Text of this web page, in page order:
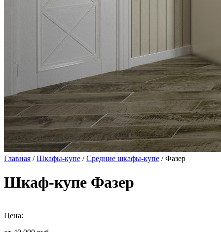
Главная /Шкафы-купе /Средние шкафы-купе / Фазер
Шкаф-купе Фазер
Цена: